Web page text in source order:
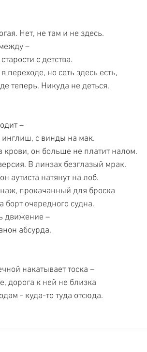
Нет, не там и не здесь.
–
с детства.
в переходе, но сеть здесь есть,
теперь. Никуда не деться.
–
инглиш, с винды на мак.
крови, он больше не платит налом.
В линзах безглазый мрак.
аутиста натянут на лоб.
прокачанный для броска
борт очередного судна.
движение –
абсурда.
накатывает тоска –
дорога к ней не близка
- куда-то туда отсюда.